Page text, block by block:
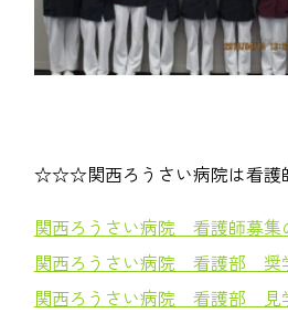
☆☆☆関西ろうさい病院は看
関西ろうさい病院 看護師募集
関西ろうさい病院 看護部 奨
関西ろうさい病院 看護部 見